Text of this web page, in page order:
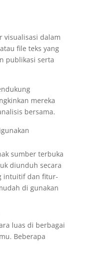
visualisasi dalam
file teks yang
publikasi serta
mereka
bersama.
sumber terbuka
diunduh secara
intuitif dan fitur-
di gunakan
luas di berbagai
Beberapa